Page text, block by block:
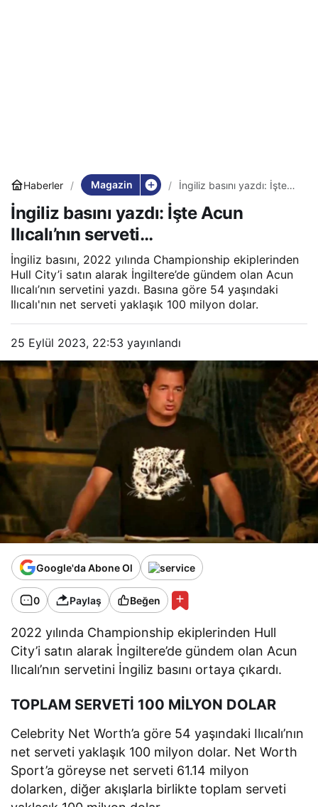
Haberler Magazin
İngiliz basını yazdı: İşte
İngiliz basını yazdı: İşte Acun
Ilıcalı’nın serveti…
İngiliz basını, 2022 yılında Championship ekiplerinden
Hull City’i satın alarak İngiltere’de gündem olan Acun
Ilıcalı’nın servetini yazdı. Basına göre 54 yaşındaki
Ilıcalı'nın net serveti yaklaşık 100 milyon dolar.
25 Eylül 2023, 22:53 yayınlandı
Google'da Abone Ol
0 Paylaş Beğen
2022 yılında Championship ekiplerinden Hull
City’i satın alarak İngiltere’de gündem olan Acun
Ilıcalı’nın servetini İngiliz basını ortaya çıkardı.
TOPLAM SERVETİ 100 MİLYON DOLAR
Celebrity Net Worth’a göre 54 yaşındaki Ilıcalı’nın
net serveti yaklaşık 100 milyon dolar. Net Worth
Sport’a göreyse net serveti 61.14 milyon
dolarken, diğer akışlarla birlikte toplam serveti